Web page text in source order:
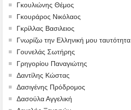
Γκουλιώνης Θέμος
Γκουράρος Νικόλαος
Γκρίλλας Βασιλειος
Γνωρίζω την Ελληνική μου ταυτότητα
Γουνελάς Σωτήρης
Γρηγορίου Παναγιώτης
Δαντίλης Κώστας
Δασιγένης Πρόδρομος
Δασούλα Αγγελική